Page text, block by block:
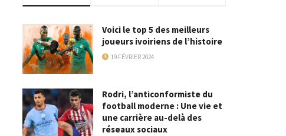
Voici le top 5 des meilleurs
joueurs ivoiriens de l’histoire
19 FÉVRIER 2024
Rodri, l’anticonformiste du
football moderne : Une vie et
une carrière au-delà des
réseaux sociaux